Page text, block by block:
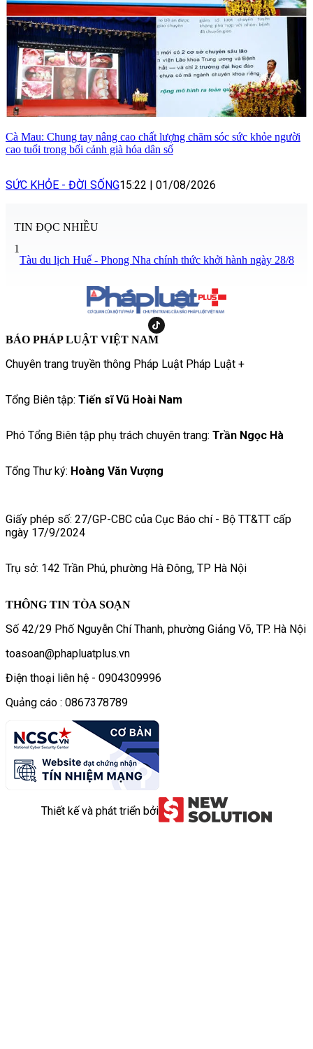
Cà Mau: Chung tay nâng cao chất lượng chăm sóc sức khỏe người
cao tuổi trong bối cảnh già hóa dân số
SỨC KHỎE - ĐỜI SỐNG15:22 | 01/08/2026
TIN ĐỌC NHIỀU
1
Tàu du lịch Huế - Phong Nha chính thức khởi hành ngày 28/8
BÁO PHÁP LUẬT VIỆT NAM
Chuyên trang truyền thông Pháp Luật Pháp Luật +
Tổng Biên tập: Tiến sĩ Vũ Hoài Nam
Phó Tổng Biên tập phụ trách chuyên trang: Trần Ngọc Hà
Tổng Thư ký: Hoàng Văn Vượng
Giấy phép số: 27/GP-CBC của Cục Báo chí - Bộ TT&TT cấp
ngày 17/9/2024
Trụ sở: 142 Trần Phú, phường Hà Đông, TP Hà Nội
THÔNG TIN TÒA SOẠN
Số 42/29 Phố Nguyễn Chí Thanh, phường Giảng Võ, TP. Hà Nội
toasoan@phapluatplus.vn
Điện thoại liên hệ - 0904309996
Quảng cáo : 0867378789
Thiết kế và phát triển bởi